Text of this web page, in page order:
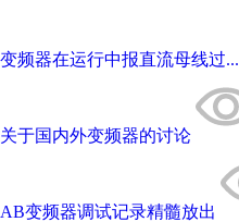
变频器在运行中报直流母线过...
关于国内外变频器的讨论
AB变频器调试记录精髓放出